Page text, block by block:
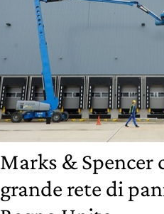
Marks & Spencer
grande rete di